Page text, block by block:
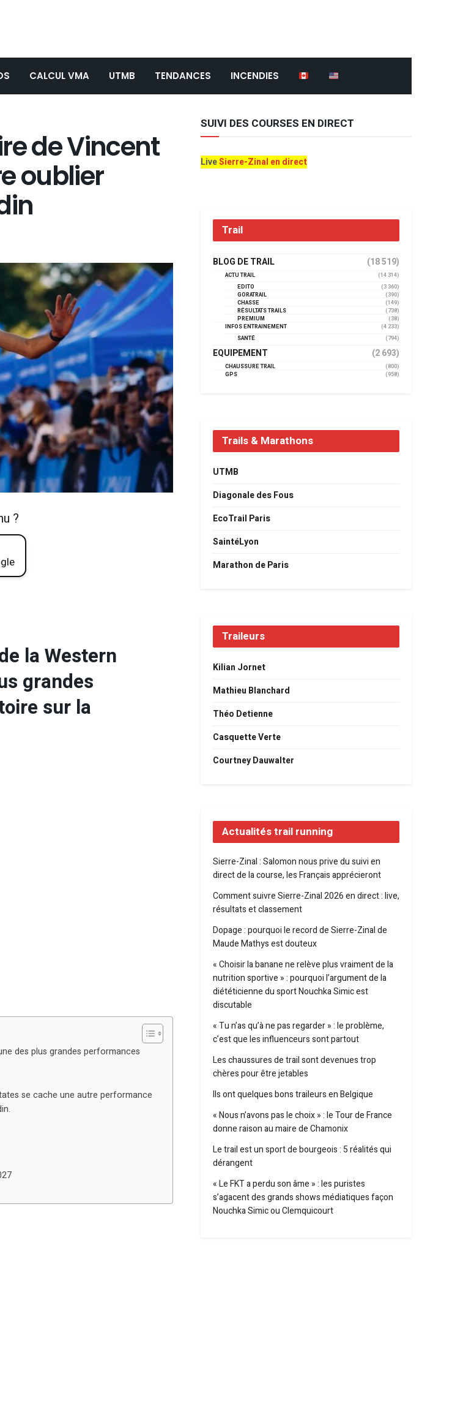
CALCUL VMA UTMB TENDANCES INCENDIES
de Vincent
oublier
?
la Western
grandes
sur la
des plus grandes performances
se cache une autre performance
SUIVI DES COURSES EN DIRECT
LiveSierre-Zinal en direct
Trail
BLOG DE TRAIL (18 519)
ACTU TRAIL
(14 314)
EDITO
(3 360)
GORATRAIL
(390)
CHASSE
(149)
RÉSULTATS TRAILS
(738)
PREMIUM
(38)
INFOS ENTRAINEMENT
(4 233)
SANTÉ
(794)
EQUIPEMENT (2 693)
CHAUSSURE TRAIL
(800)
GPS
(958)
Trails & Marathons
UTMB
Diagonale des Fous
EcoTrail Paris
SaintéLyon
Marathon de Paris
Traileurs
Kilian Jornet
Mathieu Blanchard
Théo Detienne
Casquette Verte
Courtney Dauwalter
Actualités trail running
Sierre-Zinal : Salomon nous prive du suivi en
direct de la course, les Français apprécieront
Comment suivre Sierre-Zinal 2026 en direct : live,
résultats et classement
Dopage : pourquoi le record de Sierre-Zinal de
Maude Mathys est douteux
« Choisir la banane ne relève plus vraiment de la
nutrition sportive » : pourquoi l’argument de la
diététicienne du sport Nouchka Simic est
discutable
« Tu n’as qu’à ne pas regarder » : le problème,
c’est que les influenceurs sont partout
Les chaussures de trail sont devenues trop
chères pour être jetables
Ils ont quelques bons traileurs en Belgique
« Nous n’avons pas le choix » : le Tour de France
donne raison au maire de Chamonix
Le trail est un sport de bourgeois : 5 réalités qui
dérangent
« Le FKT a perdu son âme » : les puristes
s’agacent des grands shows médiatiques façon
Nouchka Simic ou Clemquicourt